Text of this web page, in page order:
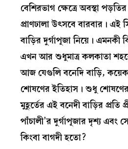
বেশিরভাগ ক্ষেত্রে অবস্থা
প্রাণঢালা উৎসবে বারবার।
বাড়ির দুর্গাপূজা নিয়ে। এমনকী
এখন আর শুধুমাত্র কলকাতা শহরে
আজ যেগুলি বনেদি বাড়ি,
শোষণের ইতিহাস। শুধু শোষণের
মুহূর্তের এই বনেদী বাড়ির
পাঁচালী’র দুর্গাপূজার দৃশ্য
কিংবা বাগদী হতো?